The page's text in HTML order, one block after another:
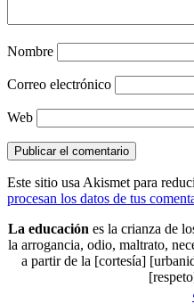
Nombre
Correo electrónico
Web
Este sitio usa Akismet para
procesan los datos de tus
La educaciónes la crianza de
la arrogancia, odio, maltrato,
a partir de la [cortesía]